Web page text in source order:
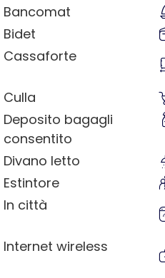
Bancomat
Bidet
Cassaforte
Culla
Deposito bagagli
consentito
Divano letto
Estintore
In città
Internet wireless